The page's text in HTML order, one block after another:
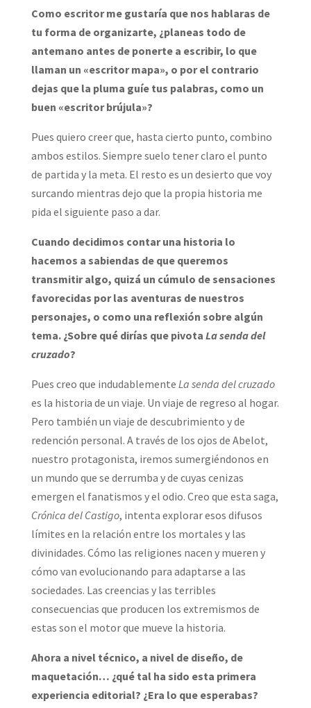
Como escritor me gustaría que nos hablaras de
tu forma de organizarte, ¿planeas todo de
antemano antes de ponerte a escribir, lo que
llaman un «escritor mapa», o por el contrario
dejas que la pluma guíe tus palabras, como un
buen «escritor brújula»?
Pues quiero creer que, hasta cierto punto, combino
ambos estilos. Siempre suelo tener claro el punto
de partida y la meta. El resto es un desierto que voy
surcando mientras dejo que la propia historia me
pida el siguiente paso a dar.
Cuando decidimos contar una historia lo
hacemos a sabiendas de que queremos
transmitir algo, quizá un cúmulo de sensaciones
favorecidas por las aventuras de nuestros
personajes, o como una reflexión sobre algún
tema. ¿Sobre qué dirías que pivota La senda del
cruzado?
Pues creo que indudablemente La senda del cruzado
es la historia de un viaje. Un viaje de regreso al hogar.
Pero también un viaje de descubrimiento y de
redención personal. A través de los ojos de Abelot,
nuestro protagonista, iremos sumergiéndonos en
un mundo que se derrumba y de cuyas cenizas
emergen el fanatismos y el odio. Creo que esta saga,
Crónica del Castigo, intenta explorar esos difusos
límites en la relación entre los mortales y las
divinidades. Cómo las religiones nacen y mueren y
cómo van evolucionando para adaptarse a las
sociedades. Las creencias y las terribles
consecuencias que producen los extremismos de
estas son el motor que mueve la historia.
Ahora a nivel técnico, a nivel de diseño, de
maquetación… ¿qué tal ha sido esta primera
experiencia editorial? ¿Era lo que esperabas?